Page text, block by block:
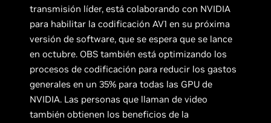
transmisión líder, está colaborando con NVIDIA
para habilitar la codificación AV1 en su próxima
versión de software, que se espera que se lance
en octubre. OBS también está optimizando los
procesos de codificación para reducir los gastos
generales en un 35% para todas las GPU de
NVIDIA. Las personas que llaman de video
también obtienen los beneficios de la